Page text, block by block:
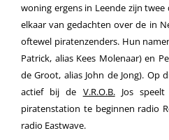
woning ergens in Leende zijn
elkaar van gedachten over de in
oftewel piratenzenders. Hun
Patrick, alias Kees Molenaar) en
de Groot, alias John de Jong). Op
actief bij de V.R.O.B.Jos speelt
piratenstation te beginnen radio
radio Eastwave.